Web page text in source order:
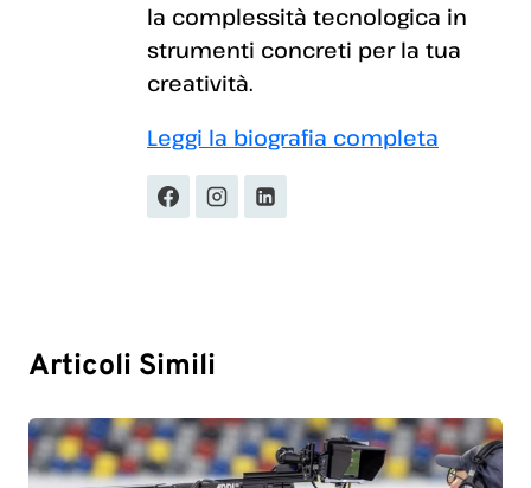
la complessità tecnologica in
strumenti concreti per la tua
creatività.
Leggi la biografia completa
Articoli Simili